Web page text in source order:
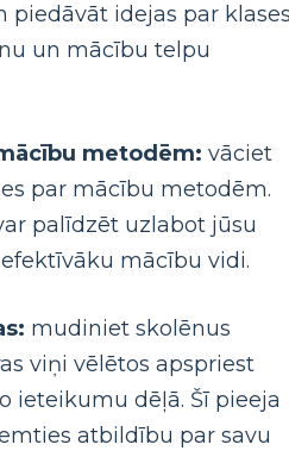
piedāvāt idejas par
un mācību telpu
metodēm: vāciet
par mācību metodēm.
palīdzēt uzlabot jūsu
mācību vidi.
mudiniet skolēnus
viņi vēlētos apspriest
ieteikumu dēļā. Šī pieeja
atbildību par savu